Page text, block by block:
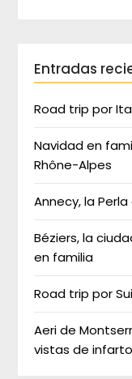
Entradas
Road trip por
Navidad en
Rhône-Alpes
Annecy, la
Béziers, la
en familia
Road trip por
Aeri de
vistas de infarto